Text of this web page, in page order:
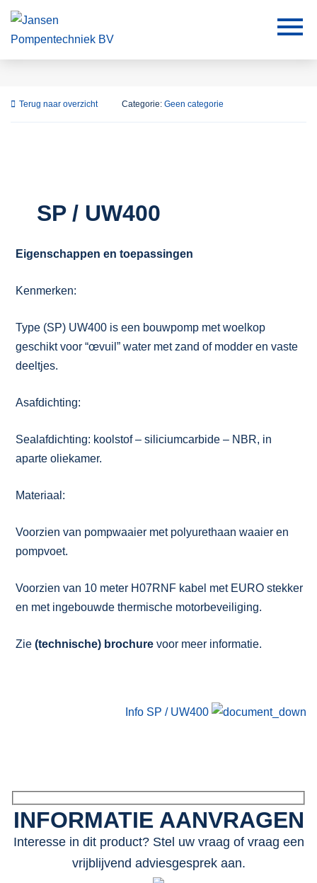
Terug naar overzicht Categorie: Geen categorie
SP / UW400
Eigenschappen en toepassingen
Kenmerken:
Type (SP) UW400 is een bouwpomp met woelkop
geschikt voor “œvuil” water met zand of modder en vaste
deeltjes.
Asafdichting:
Sealafdichting: koolstof – siliciumcarbide – NBR, in
aparte oliekamer.
Materiaal:
Voorzien van pompwaaier met polyurethaan waaier en
pompvoet.
Voorzien van 10 meter H07RNF kabel met EURO stekker
en met ingebouwde thermische motorbeveiliging.
Zie (technische) brochure voor meer informatie.
Info SP / UW400
INFORMATIE AANVRAGEN
Interesse in dit product? Stel uw vraag of vraag een
vrijblijvend adviesgesprek aan.